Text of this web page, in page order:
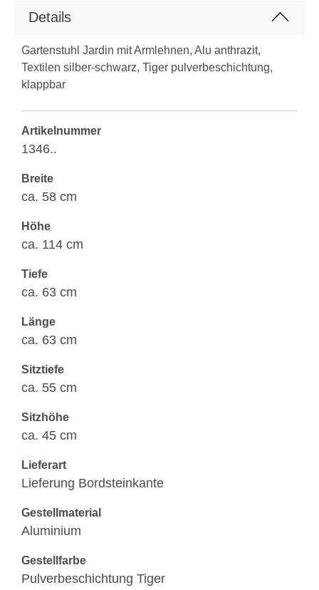
Details
Gartenstuhl Jardin mit Armlehnen, Alu anthrazit,
Textilen silber-schwarz, Tiger pulverbeschichtung,
klappbar
Artikelnummer
1346..
Breite
ca. 58 cm
Höhe
ca. 114 cm
Tiefe
ca. 63 cm
Länge
ca. 63 cm
Sitztiefe
ca. 55 cm
Sitzhöhe
ca. 45 cm
Lieferart
Lieferung Bordsteinkante
Gestellmaterial
Aluminium
Gestellfarbe
Pulverbeschichtung Tiger